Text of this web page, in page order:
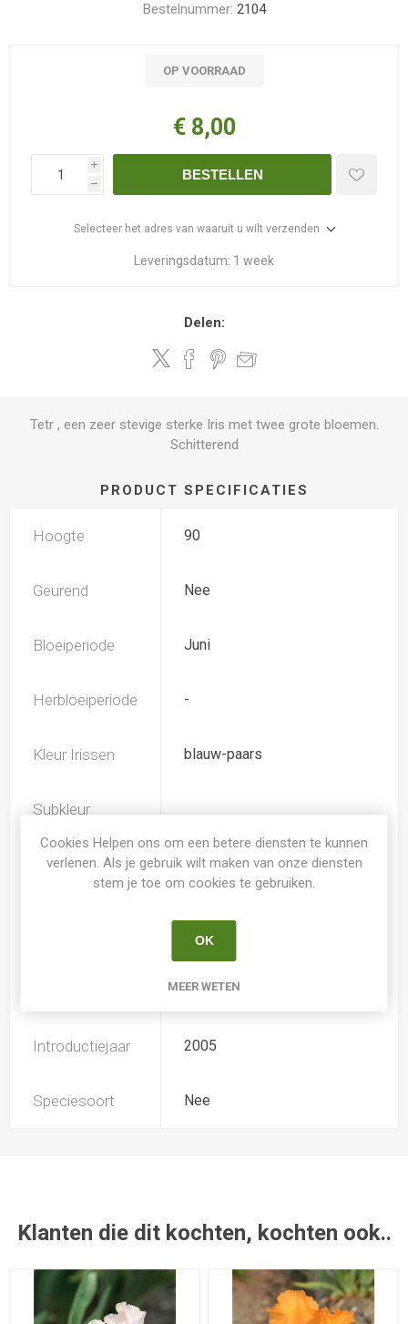
Bestelnummer: 2104
OP VOORRAAD
€ 8,00
i
h
BESTELLEN
Selecteer het adres van waaruit u wilt verzenden
Leveringsdatum: 1 week
Delen:
Tetr , een zeer stevige sterke Iris met twee grote bloemen.
Schitterend
PRODUCT SPECIFICATIES
Hoogte 90
Geurend Nee
Bloeiperiode Juni
Herbloeiperiode -
Kleur Irissen blauw-paars
Subkleur
rose
SIB
Iris Siberica
Tamberg
Introductiejaar 2005
Speciesoort Nee
Klanten die dit kochten, kochten ook..
Cookies Helpen ons om een betere diensten te kunnen
verlenen. Als je gebruik wilt maken van onze diensten
stem je toe om cookies te gebruiken.
OK
MEER WETEN